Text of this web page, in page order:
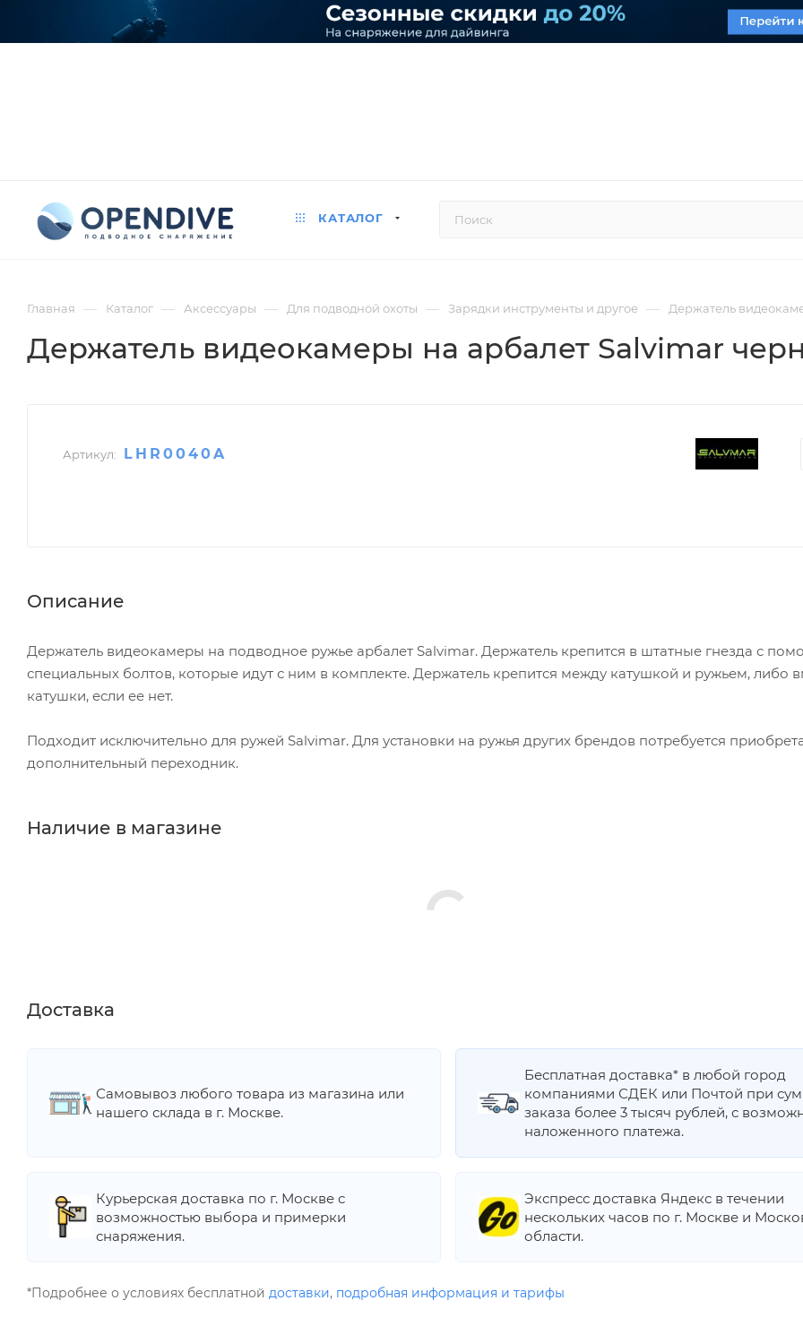
КАТАЛОГ
Главная — Каталог — Аксессуары — Для подводной охоты — Зарядки инструменты и другое — Держатель
Держатель видеокамеры на арбалет Salvimar
Артикул: LHR0040A
Описание
Держатель видеокамеры на подводное ружье арбалет Salvimar. Держатель крепится в штатные гнезда с
специальных болтов, которые идут с ним в комплекте. Держатель крепится между катушкой и ружьем, либо
катушки, если ее нет.
Подходит исключительно для ружей Salvimar. Для установки на ружья других брендов потребуется
дополнительный переходник.
Наличие в магазине
Доставка
Самовывоз любого товара из магазина или
нашего склада в г. Москве.
Бесплатная доставка* в любой город
компаниями СДЕК или Почтой при
заказа более 3 тысяч рублей, с
наложенного платежа.
Курьерская доставка по г. Москве с
возможностью выбора и примерки
снаряжения.
Экспресс доставка Яндекс в течении
нескольких часов по г. Москве и
области.
*Подробнее о условиях бесплатной доставки, подробная информация и тарифы